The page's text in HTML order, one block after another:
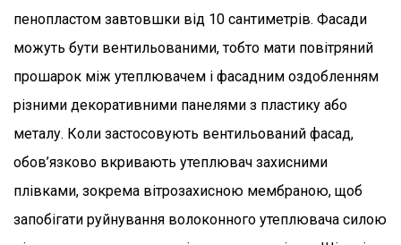
пенопластом завтовшки від 10 сантиметрів. Фасади
можуть бути вентильованими, тобто мати повітряний
прошарок між утеплювачем і фасадним оздобленням
різними декоративними панелями з пластику або
металу. Коли застосовують вентильований фасад,
обов’язково вкривають утеплювач захисними
плівками, зокрема вітрозахисною мембраною, щоб
запобігати руйнування волоконного утеплювача силою